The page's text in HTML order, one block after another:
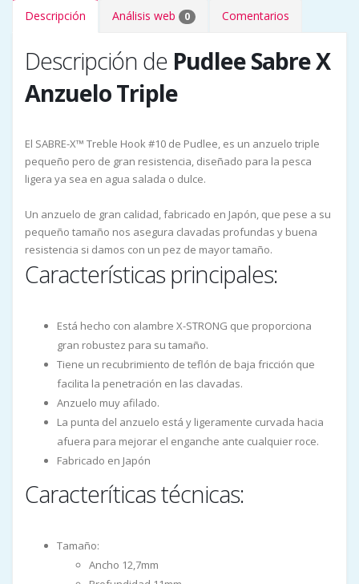
Descripción Análisis web 0 Comentarios
Descripción de Pudlee Sabre X
Anzuelo Triple
El SABRE-X™ Treble Hook #10 de Pudlee, es un anzuelo triple
pequeño pero de gran resistencia, diseñado para la pesca
ligera ya sea en agua salada o dulce.
Un anzuelo de gran calidad, fabricado en Japón, que pese a su
pequeño tamaño nos asegura clavadas profundas y buena
resistencia si damos con un pez de mayor tamaño.
Características principales:
Está hecho con alambre X-STRONG que proporciona
gran robustez para su tamaño.
Tiene un recubrimiento de teflón de baja fricción que
facilita la penetración en las clavadas.
Anzuelo muy afilado.
La punta del anzuelo está y ligeramente curvada hacia
afuera para mejorar el enganche ante cualquier roce.
Fabricado en Japón
Caracteríticas técnicas:
Tamaño:
Ancho 12,7mm